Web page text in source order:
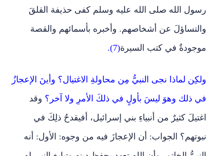
رسول الله صلى الله عليه وسلم كفى حذيفة القلقَ
والتساؤلَ عن أشخاصهم. وأخبره بأسمائهم والقصة
موجودةٌ في كتب السيرة(7).
ولكِن لماذا نجى النبيُّ مِن محاولةِ الاغتيال؟ وأينَ الإعجازُ
في ذلك وهوَ ليسَ بأولٍ في ذلكَ الأمرِ ولا آخر؟ وقد
اغتيلَ كثيرٌ من أنبياءِ بني إسرائيل، أفيقدحُ ذلِكَ في
نبوتهم؟ الجواب: أن الإعجازَ فيه من وجوه: الأول: أنه